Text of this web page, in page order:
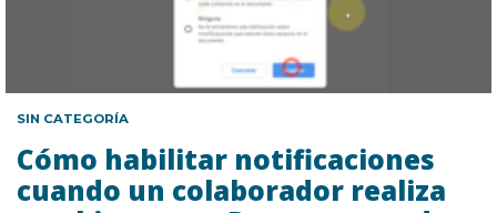
SIN CATEGORÍA
Cómo habilitar notificaciones
cuando un colaborador realiza